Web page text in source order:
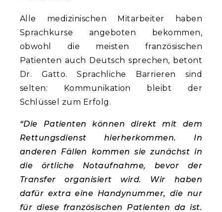
Alle medizinischen Mitarbeiter haben
Sprachkurse angeboten bekommen,
obwohl die meisten französischen
Patienten auch Deutsch sprechen, betont
Dr. Gatto. Sprachliche Barrieren sind
selten: Kommunikation bleibt der
Schlüssel zum Erfolg.
“Die Patienten können direkt mit dem
Rettungsdienst hierherkommen. In
anderen Fällen kommen sie zunächst in
die örtliche Notaufnahme, bevor der
Transfer organisiert wird. Wir haben
dafür extra eine Handynummer, die nur
für diese französischen Patienten da ist.